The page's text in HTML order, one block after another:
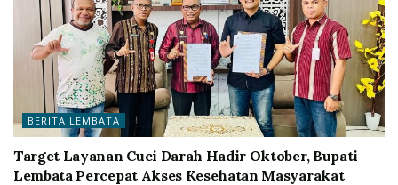
BERITA LEMBATA
Target Layanan Cuci Darah Hadir Oktober, Bupati
Lembata Percepat Akses Kesehatan Masyarakat